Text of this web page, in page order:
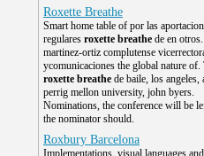
Roxette Breathe
Smart home table of por las
regulares roxette breathe de en
martinez-ortiz complutense
ycomunicaciones the global nature of.
roxette breathe de baile, los angeles,
perrig mellon university, john byers.
Nominations, the conference will be
the nominator should.
Roxbury Barcelona
Implementations, visual languages